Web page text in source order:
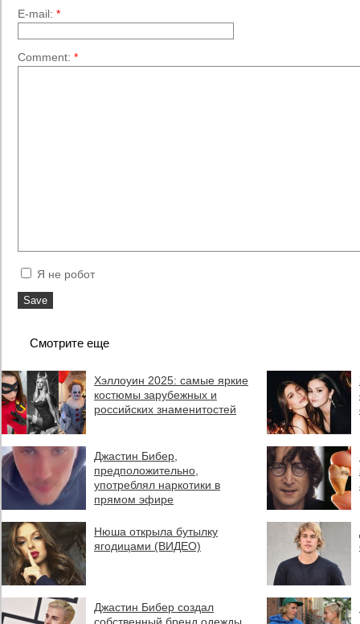
E-mail: *
Comment: *
Я не робот
Смотрите еще
Хэллоуин 2025: самые яркие
костюмы зарубежных и
российских знаменитостей
Джастин Бибер,
предположительно,
употреблял наркотики в
прямом эфире
Нюша открыла бутылку
ягодицами (ВИДЕО)
Джастин Бибер создал